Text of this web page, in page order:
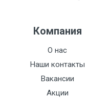
Компания
О нас
Наши контакты
Вакансии
Акции